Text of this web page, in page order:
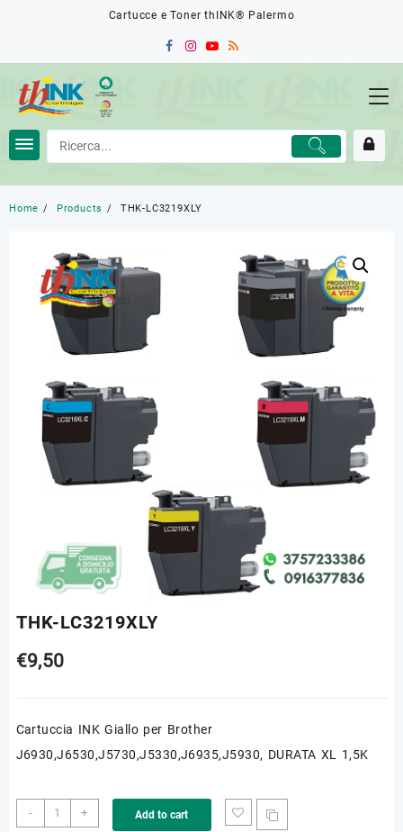
Cartucce e Toner thINK® Palermo
Home Products THK-LC3219XLY
THK-LC3219XLY
€9,50
Cartuccia INK Giallo per Brother
J6930,J6530,J5730,J5330,J6935,J5930, DURATA XL 1,5K
-
THK-
LC3219XLY
+ Add to cart